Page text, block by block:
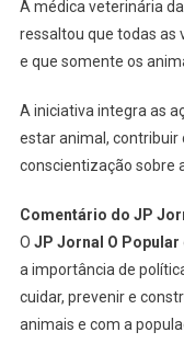
A médica veterinária
ressaltou que todas as
e que somente os
A iniciativa integra as
estar animal, contribuir
conscientização sobre
Comentário do JP
O JP Jornal O Popular
a importância de
cuidar, prevenir e
animais e com a